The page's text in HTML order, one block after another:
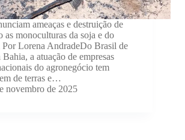
ameaças e destruição de
as monoculturas da soja e do
Por Lorena AndradeDo Brasil de
a atuação de empresas
do agronegócio tem
de terras e…
novembro de 2025